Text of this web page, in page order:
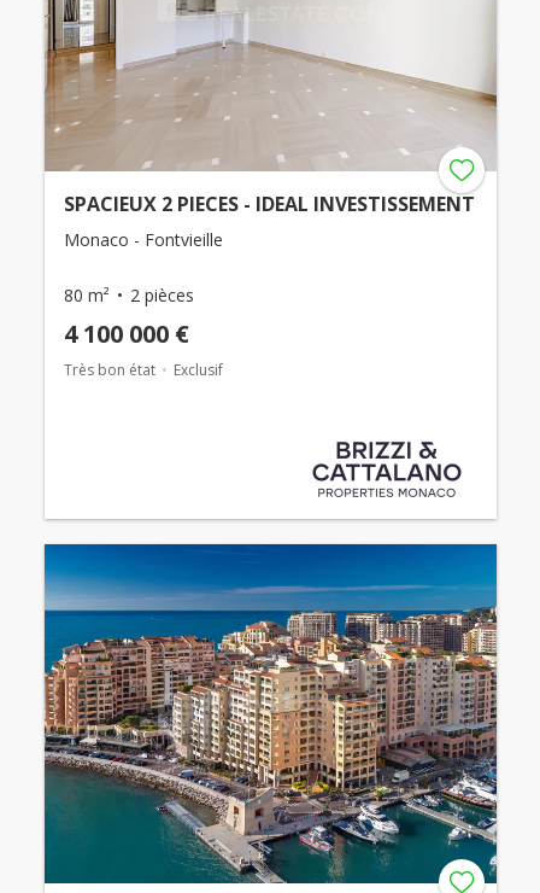
SPACIEUX 2 PIECES - IDEAL INVESTISSEMENT
Monaco - Fontvieille
80 m² 2 pièces
4 100 000 €
Très bon état Exclusif